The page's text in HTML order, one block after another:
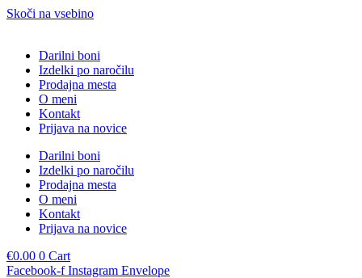
Skoči na vsebino
Darilni boni
Izdelki po naročilu
Prodajna mesta
O meni
Kontakt
Prijava na novice
Darilni boni
Izdelki po naročilu
Prodajna mesta
O meni
Kontakt
Prijava na novice
€0.00 0 Cart
Facebook-f Instagram Envelope